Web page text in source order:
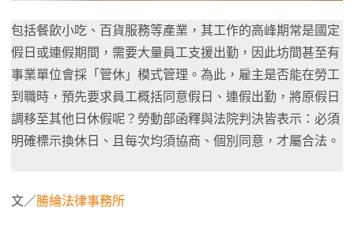
包括餐飲小吃、百貨服務等產業，其工作的高峰期常是國定
假日或連假期間，需要大量員工支援出勤，因此坊間甚至有
事業單位會採「管休」模式管理。為此，雇主是否能在勞工
到職時，預先要求員工概括同意假日、連假出勤，將原假日
調移至其他日休假呢？勞動部函釋與法院判決皆表示：必須
明確標示換休日、且每次均須協商、個別同意，才屬合法。
文／勝綸法律事務所